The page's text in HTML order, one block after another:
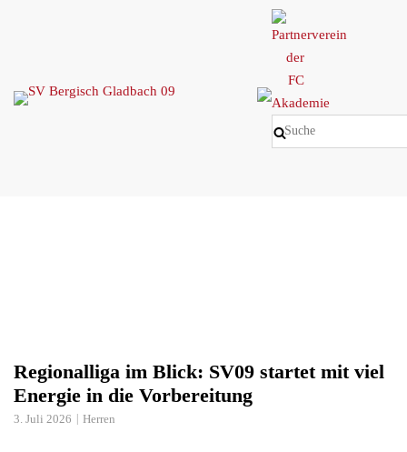
Regionalliga im Blick: SV09 startet mit viel
Energie in die Vorbereitung
3. Juli 2026 Herren